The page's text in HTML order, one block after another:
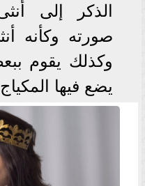
الذكر إلى
صورته وكأنه
وكذلك يقوم
يضع فيها